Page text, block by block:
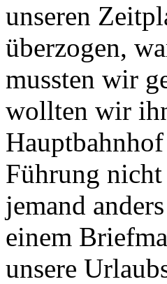
unseren
überzogen,
mussten wir
wollten wir
Führung
jemand
einem
unsere